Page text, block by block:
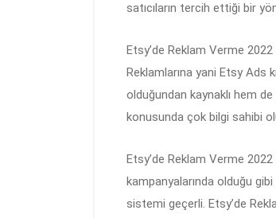
satıcıların tercih ettiği bir
Etsy’de Reklam Verme
Reklamlarına yani Etsy Ads
olduğundan kaynaklı hem
konusunda çok bilgi sahibi
Etsy’de Reklam Verme
kampanyalarında olduğu
sistemi geçerli. Etsy’de